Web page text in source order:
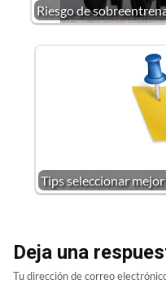
Riesgo de
Tips seleccionar
Deja una
Tu dirección de correo